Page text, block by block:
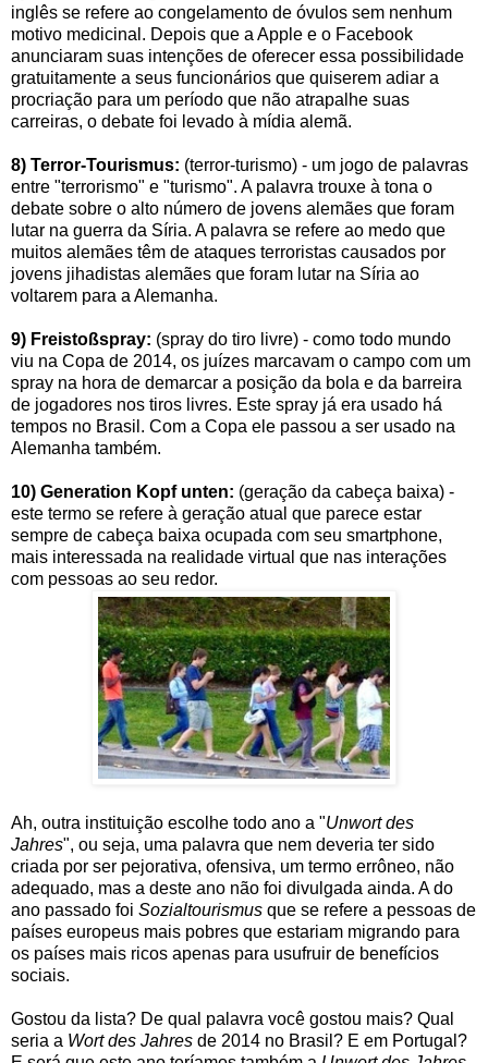
inglês se refere ao congelamento de óvulos sem nenhum
motivo medicinal. Depois que a Apple e o Facebook
anunciaram suas intenções de oferecer essa possibilidade
gratuitamente a seus funcionários que quiserem adiar a
procriação para um período que não atrapalhe suas
carreiras, o debate foi levado à mídia alemã.
8) Terror-Tourismus: (terror-turismo) - um jogo de palavras
entre "terrorismo" e "turismo". A palavra trouxe à tona o
debate sobre o alto número de jovens alemães que foram
lutar na guerra da Síria. A palavra se refere ao medo que
muitos alemães têm de ataques terroristas causados por
jovens jihadistas alemães que foram lutar na Síria ao
voltarem para a Alemanha.
9) Freistoßspray: (spray do tiro livre) - como todo mundo
viu na Copa de 2014, os juízes marcavam o campo com um
spray na hora de demarcar a posição da bola e da barreira
de jogadores nos tiros livres. Este spray já era usado há
tempos no Brasil. Com a Copa ele passou a ser usado na
Alemanha também.
10) Generation Kopf unten: (geração da cabeça baixa) -
este termo se refere à geração atual que parece estar
sempre de cabeça baixa ocupada com seu smartphone,
mais interessada na realidade virtual que nas interações
com pessoas ao seu redor.
Ah, outra instituição escolhe todo ano a "Unwort des
Jahres", ou seja, uma palavra que nem deveria ter sido
criada por ser pejorativa, ofensiva, um termo errôneo, não
adequado, mas a deste ano não foi divulgada ainda. A do
ano passado foi Sozialtourismus que se refere a pessoas de
países europeus mais pobres que estariam migrando para
os países mais ricos apenas para usufruir de benefícios
sociais.
Gostou da lista? De qual palavra você gostou mais? Qual
seria a Wort des Jahres de 2014 no Brasil? E em Portugal?